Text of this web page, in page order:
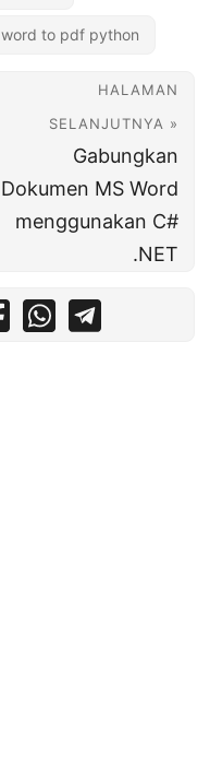
word to pdf python
HALAMAN
SELANJUTNYA »
Gabungkan
Dokumen MS Word
menggunakan C#
.NET